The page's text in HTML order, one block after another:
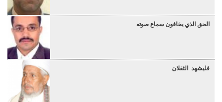
الحق الذي يخافون سماع صوته
فليشهد الثقلان